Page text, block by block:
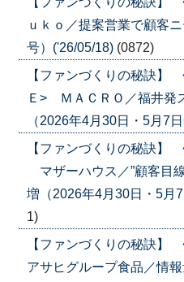
ｕｋｏ／提案営業で顧客
号）('26/05/18) (0872)
【ファンづくりの秘訣
Ｅ> ＭＡＣＲＯ／福井発
（2026年4月30日・5月7
【ファンづくりの秘訣】
マザーハウス／”顧客目
増（2026年4月30日・5月
1)
【ファンづくりの秘訣
アサヒグループ食品／情